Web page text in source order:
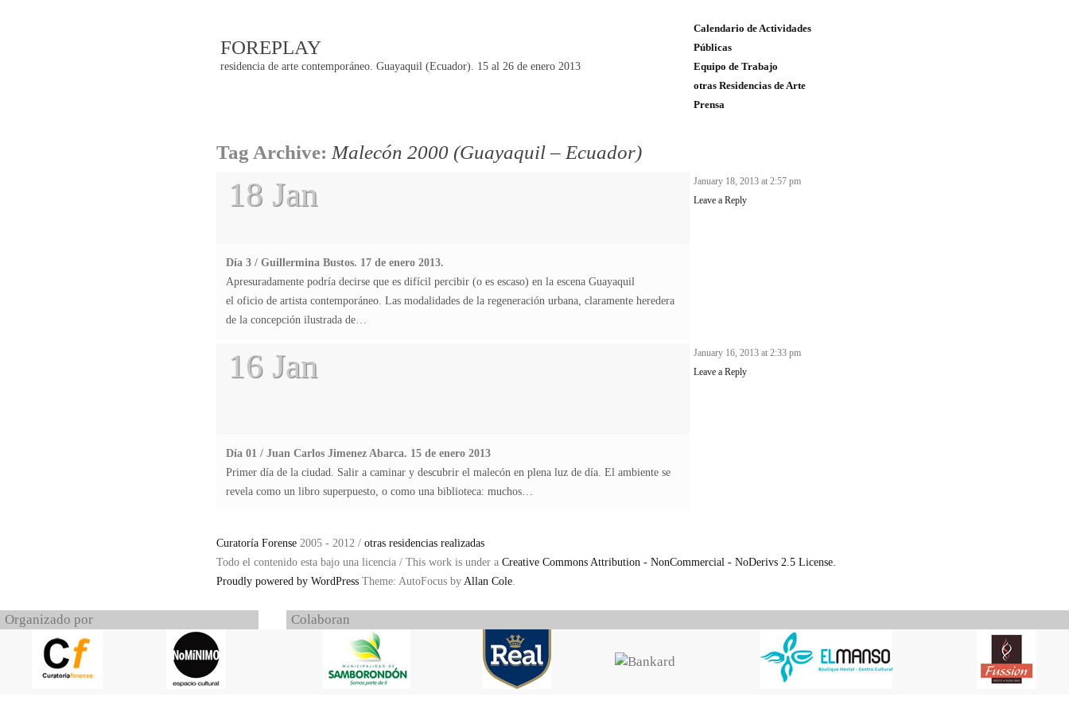
FOREPLAY
residencia de arte contemporáneo. Guayaquil (Ecuador). 15 al 26 de enero 2013
Calendario de Actividades
Públicas
Equipo de Trabajo
otras Residencias de Arte
Prensa
Post
navigation
Tag Archive: Malecón 2000 (Guayaquil – Ecuador)
18 Jan
Día 3 / Guillermina Bustos. 17 de enero 2013.
Apresuradamente podría decirse que es difícil percibir (o es escaso) en la escena Guayaquil
el oficio de artista contemporáneo. Las modalidades de la regeneración urbana, claramente heredera
de la concepción ilustrada de…
January 18, 2013 at 2:57 pm
Leave a Reply
16 Jan
Día 01 / Juan Carlos Jimenez Abarca. 15 de enero 2013
Primer día de la ciudad. Salir a caminar y descubrir el malecón en plena luz de día. El ambiente se
revela como un libro superpuesto, o como una biblioteca: muchos…
January 16, 2013 at 2:33 pm
Leave a Reply
Curatoría Forense 2005 - 2012 / otras residencias realizadas
Todo el contenido esta bajo una licencia / This work is under a Creative Commons Attribution - NonCommercial - NoDerivs 2.5 License.
Proudly powered by WordPress Theme: AutoFocus by Allan Cole.
Organizado por Colaboran